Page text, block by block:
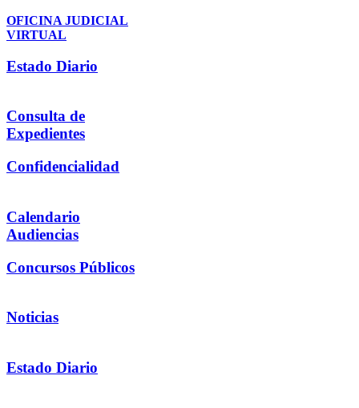
OFICINA JUDICIAL
VIRTUAL
Estado Diario
Consulta de
Expedientes
Confidencialidad
Calendario
Audiencias
Concursos Públicos
Noticias
Estado Diario